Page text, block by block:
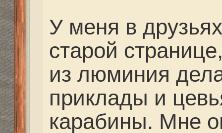
известных
нужно, то я поищу...
Re: Как и где купить
Дальнобойное-
Dutch» 23 фев 2021,